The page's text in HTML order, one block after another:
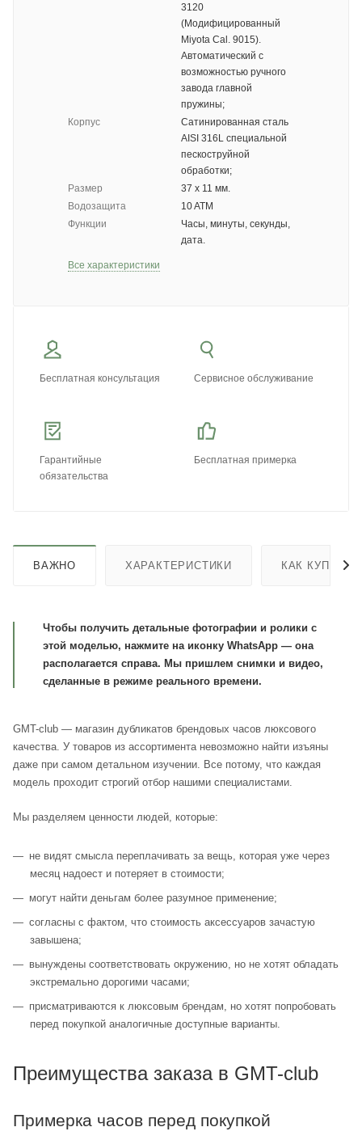
3120
(Модифицированный
Miyota Cal. 9015).
Автоматический с
возможностью ручного
завода главной
пружины;
Корпус
Сатинированная сталь
AISI 316L специальной
пескоструйной
обработки;
Размер
37 х 11 мм.
Водозащита
10 ATM
Функции
Часы, минуты, секунды,
дата.
Все характеристики
Бесплатная консультация Сервисное обслуживание
Гарантийные
обязательства
Бесплатная примерка
ВАЖНО ХАРАКТЕРИСТИКИ КАК КУПИТЬ
Чтобы получить детальные фотографии и ролики с
этой моделью, нажмите на иконку WhatsApp — она
располагается справа. Мы пришлем снимки и видео,
сделанные в режиме реального времени.
GMT-club — магазин дубликатов брендовых часов люксового
качества. У товаров из ассортимента невозможно найти изъяны
даже при самом детальном изучении. Все потому, что каждая
модель проходит строгий отбор нашими специалистами.
Мы разделяем ценности людей, которые:
не видят смысла переплачивать за вещь, которая уже через
месяц надоест и потеряет в стоимости;
могут найти деньгам более разумное применение;
согласны с фактом, что стоимость аксессуаров зачастую
завышена;
вынуждены соответствовать окружению, но не хотят обладать
экстремально дорогими часами;
присматриваются к люксовым брендам, но хотят попробовать
перед покупкой аналогичные доступные варианты.
Преимущества заказа в GMT-club
Примерка часов перед покупкой